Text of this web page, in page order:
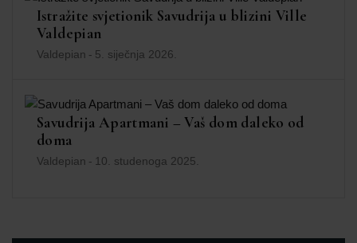
Istražite svjetionik Savudrija u blizini Ville
Valdepian
Valdepian - 5. siječnja 2026.
Savudrija Apartmani – Vaš dom daleko od
doma
Valdepian - 10. studenoga 2025.